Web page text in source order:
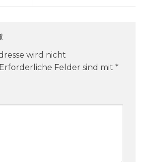
wird nicht
Erforderliche Felder sind mit *